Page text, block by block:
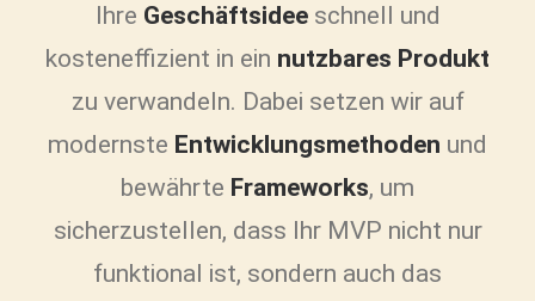
Ihre Geschäftsideeschnell und
kosteneffizient in ein nutzbares Produkt
zu verwandeln. Dabei setzen wir auf
modernste Entwicklungsmethoden und
bewährte Frameworks, um
sicherzustellen, dass Ihr MVP nicht nur
funktional ist, sondern auch das